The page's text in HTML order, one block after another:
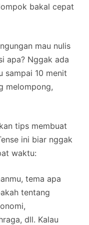
bakal cepat
mau nulis
apa? Nggak ada
sampai 10 menit
melompong,
tips membuat
ini biar nggak
waktu:
tema apa
tentang
dll. Kalau